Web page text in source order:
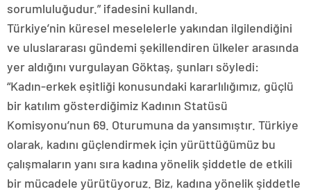
sorumluluğudur.” ifadesini kullandı.
Türkiye’nin küresel meselelerle yakından ilgilendiğini
ve uluslararası gündemi şekillendiren ülkeler arasında
yer aldığını vurgulayan Göktaş, şunları söyledi:
“Kadın-erkek eşitliği konusundaki kararlılığımız, güçlü
bir katılım gösterdiğimiz Kadının Statüsü
Komisyonu’nun 69. Oturumuna da yansımıştır. Türkiye
olarak, kadını güçlendirmek için yürüttüğümüz bu
çalışmaların yanı sıra kadına yönelik şiddetle de etkili
bir mücadele yürütüyoruz. Biz, kadına yönelik şiddetle